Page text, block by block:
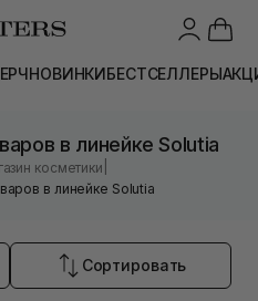
НОВИНКИБЕСТСЕЛЛЕРЫ
в линейке Solutia
косметики
в линейке Solutia
Сортировать